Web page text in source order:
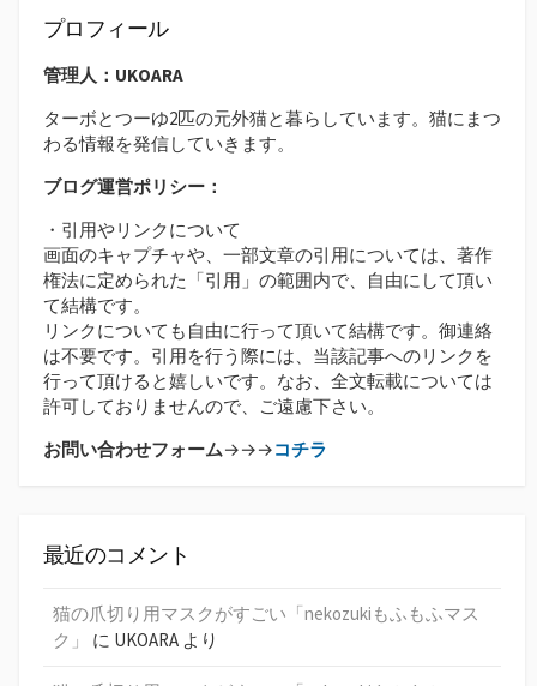
プロフィール
管理人：UKOARA
ターボとつーゆ2匹の元外猫と暮らしています。猫にまつ
わる情報を発信していきます。
ブログ運営ポリシー：
・引用やリンクについて
画面のキャプチャや、一部文章の引用については、著作
権法に定められた「引用」の範囲内で、自由にして頂い
て結構です。
リンクについても自由に行って頂いて結構です。御連絡
は不要です。引用を行う際には、当該記事へのリンクを
行って頂けると嬉しいです。なお、全文転載については
許可しておりませんので、ご遠慮下さい。
お問い合わせフォーム→→→コチラ
最近のコメント
猫の爪切り用マスクがすごい「nekozukiもふもふマス
ク」
に UKOARA より